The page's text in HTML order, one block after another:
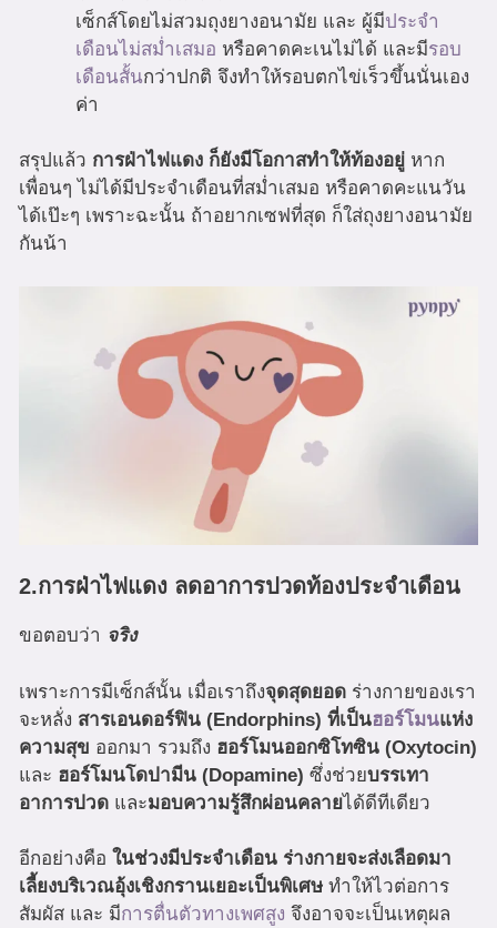
เซ็กส์โดยไม่สวมถุงยางอนามัย และ ผู้มีประจำ
เดือนไม่สม่ำเสมอ หรือคาดคะเนไม่ได้ และมีรอบ
เดือนสั้นกว่าปกติ จึงทำให้รอบตกไข่เร็วขึ้นนั่นเอง
ค่า
สรุปแล้ว การฝ่าไฟแดง ก็ยังมีโอกาสทำให้ท้องอยู่ หาก
เพื่อนๆ ไม่ได้มีประจำเดือนที่สม่ำเสมอ หรือคาดคะแนวัน
ได้เป๊ะๆ เพราะฉะนั้น ถ้าอยากเซฟที่สุด ก็ใส่ถุงยางอนามัย
กันน้า
2.การฝ่าไฟแดง ลดอาการปวดท้องประจำเดือน
ขอตอบว่า จริง
เพราะการมีเซ็กส์นั้น เมื่อเราถึงจุดสุดยอด ร่างกายของเรา
จะหลั่ง สารเอนดอร์ฟิน (Endorphins) ที่เป็นฮอร์โมนแห่ง
ความสุข ออกมา รวมถึง ฮอร์โมนออกซิโทซิน (Oxytocin)
และ ฮอร์โมนโดปามีน (Dopamine) ซึ่งช่วยบรรเทา
อาการปวด และมอบความรู้สึกผ่อนคลายได้ดีทีเดียว
อีกอย่างคือ ในช่วงมีประจำเดือน ร่างกายจะส่งเลือดมา
เลี้ยงบริเวณอุ้งเชิงกรานเยอะเป็นพิเศษ ทำให้ไวต่อการ
สัมผัส และ มีการตื่นตัวทางเพศสูง จึงอาจจะเป็นเหตุผล